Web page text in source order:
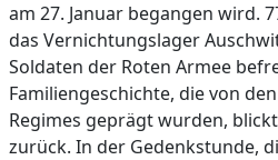
am 27. Januar begangen wird.
das Vernichtungslager
Soldaten der Roten Armee
Familiengeschichte, die von
Regimes geprägt wurden,
zurück. In der Gedenkstunde,